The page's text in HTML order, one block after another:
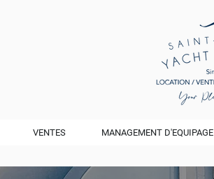
VENTES MANAGEMENT D'EQUIPAGE